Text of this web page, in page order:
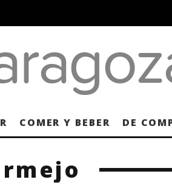
COMER Y BEBER DE